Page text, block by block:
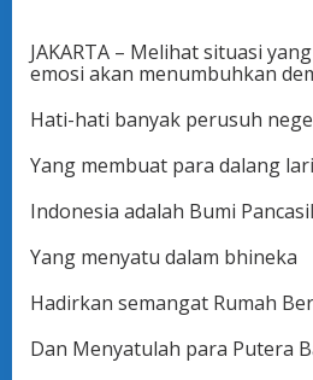
JAKARTA – Melihat situasi
emosi akan menumbuhkan
Hati-hati banyak perusuh
Yang membuat para dalang lari
Indonesia adalah Bumi
Yang menyatu dalam bhineka
Hadirkan semangat Rumah
Dan Menyatulah para Putera